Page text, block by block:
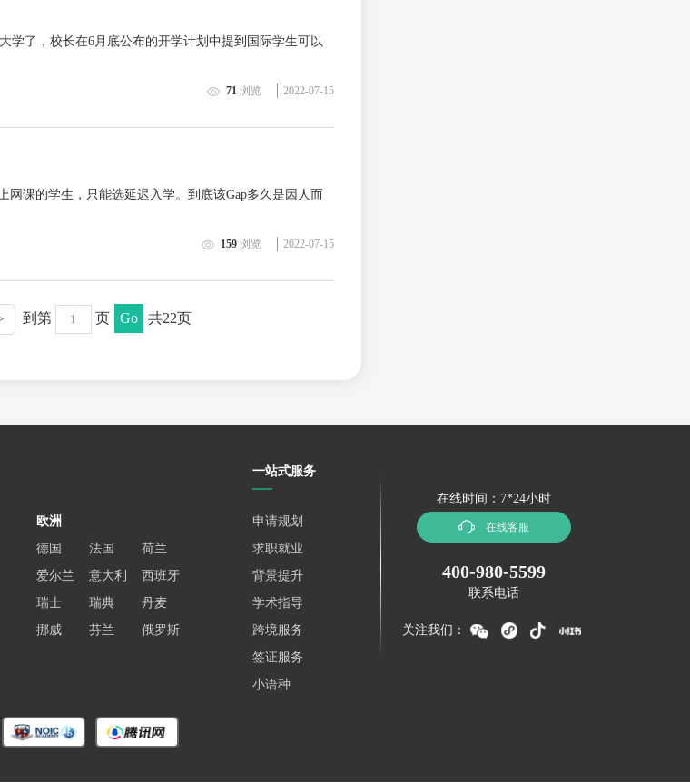
学了，校长在6月底公布的开学计划中提到国际学生可以
71 浏览 2022-07-15
网课的学生，只能选延迟入学。到底该Gap多久是因人而
159 浏览 2022-07-15
到第 页 Go 共22页
欧洲
德国
法国
荷兰
爱尔兰
意大利
西班牙
瑞士
瑞典
丹麦
挪威
芬兰 俄罗斯
一站式服务
申请规划
求职就业
背景提升
学术指导
跨境服务
签证服务
小语种
在线时间：7*24小时
在线客服
400-980-5599
联系电话
关注我们：